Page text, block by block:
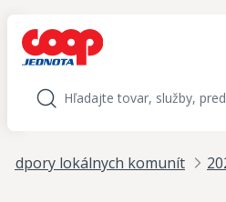
Hľadať
lokálnych komunít